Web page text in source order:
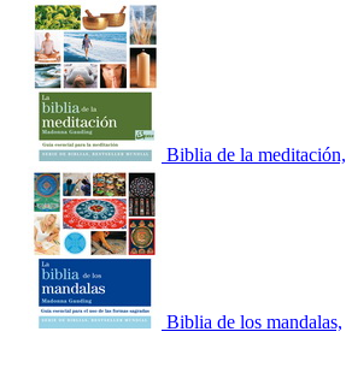
Biblia de la meditación,
Biblia de los mandalas,